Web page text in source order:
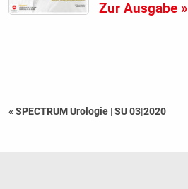
Zur Ausgabe »
« SPECTRUM Urologie |SU 03|2020